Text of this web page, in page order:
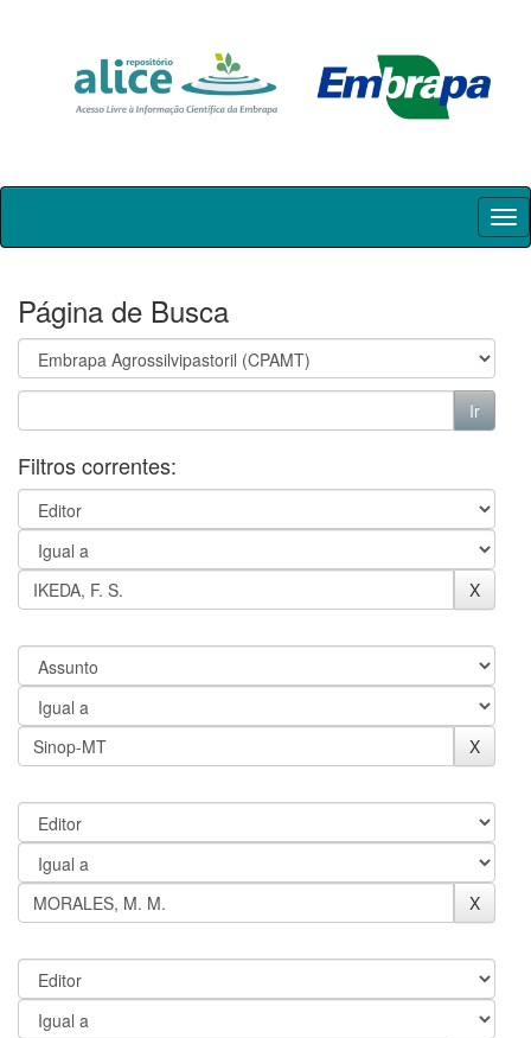
Skip
Página de Busca
Filtros correntes: